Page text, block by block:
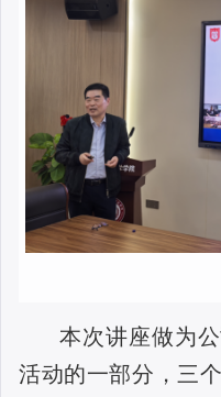
本次讲座做为
活动的一部分，三